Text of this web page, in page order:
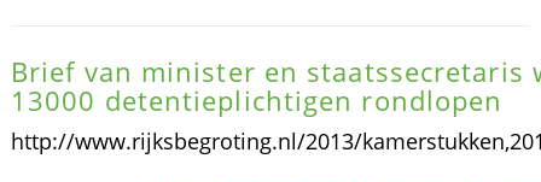
Brief van minister en staatssecretaris
13000 detentieplichtigen rondlopen
http://www.rijksbegroting.nl/2013/